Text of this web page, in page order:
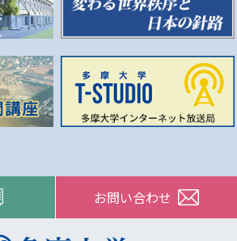
お問い合わせ